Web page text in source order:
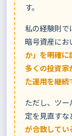
す。
私の経験則で
暗号資産にお
か」を明確に
多くの投資家
た運用を継続
ただし、ツ
定を見直すな
が合致してい